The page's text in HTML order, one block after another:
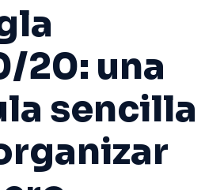
20: una
sencilla